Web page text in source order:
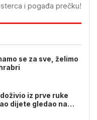
i pogađa prečku!
se za sve, želimo
iz prve ruke
dijete gledao na